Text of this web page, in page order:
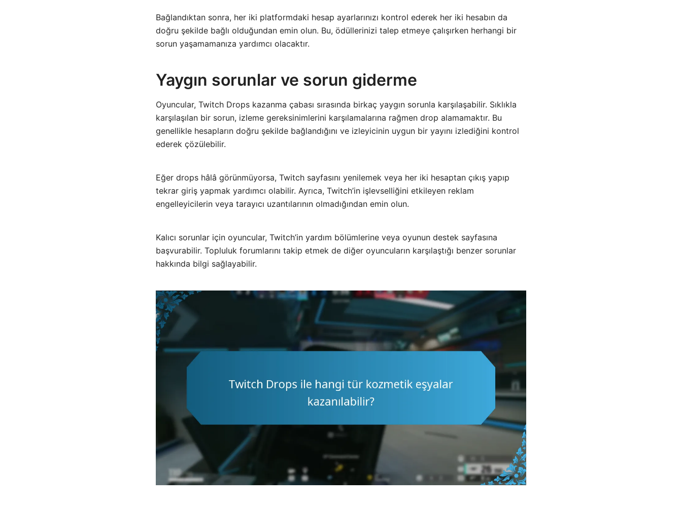
Bağlandıktan sonra, her iki platformdaki hesap ayarlarınızı kontrol ederek her iki hesabın da
doğru şekilde bağlı olduğundan emin olun. Bu, ödüllerinizi talep etmeye çalışırken herhangi bir
sorun yaşamamanıza yardımcı olacaktır.
Yaygın sorunlar ve sorun giderme
Oyuncular, Twitch Drops kazanma çabası sırasında birkaç yaygın sorunla karşılaşabilir. Sıklıkla
karşılaşılan bir sorun, izleme gereksinimlerini karşılamalarına rağmen drop alamamaktır. Bu
genellikle hesapların doğru şekilde bağlandığını ve izleyicinin uygun bir yayını izlediğini kontrol
ederek çözülebilir.
Eğer drops hâlâ görünmüyorsa, Twitch sayfasını yenilemek veya her iki hesaptan çıkış yapıp
tekrar giriş yapmak yardımcı olabilir. Ayrıca, Twitch’in işlevselliğini etkileyen reklam
engelleyicilerin veya tarayıcı uzantılarının olmadığından emin olun.
Kalıcı sorunlar için oyuncular, Twitch’in yardım bölümlerine veya oyunun destek sayfasına
başvurabilir. Topluluk forumlarını takip etmek de diğer oyuncuların karşılaştığı benzer sorunlar
hakkında bilgi sağlayabilir.